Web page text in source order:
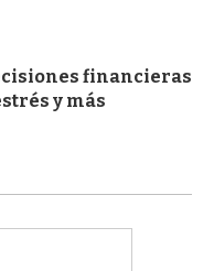
financieras
y más